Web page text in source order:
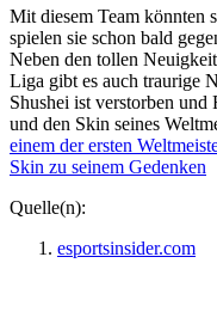
Mit diesem Team könnten
spielen sie schon bald
Neben den tollen
Liga gibt es auch traurige
Shushei ist verstorben
und den Skin seines
einem der ersten
Skin zu seinem Gedenken
Quelle(n):
esportsinsider.com